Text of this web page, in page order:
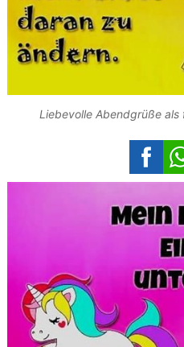
Liebevolle Abendgrüße als